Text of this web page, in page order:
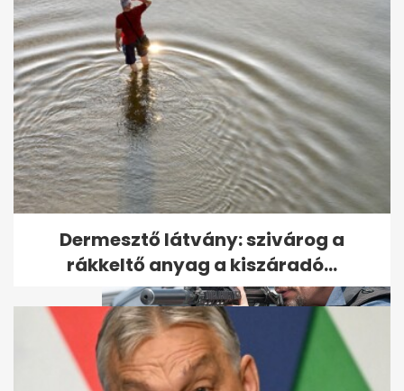
Brutális gyilkosság áldozata
lett egy nő Martfűn – ezt a...
Dermesztő látvány: szivárog a
rákkeltő anyag a kiszáradó...